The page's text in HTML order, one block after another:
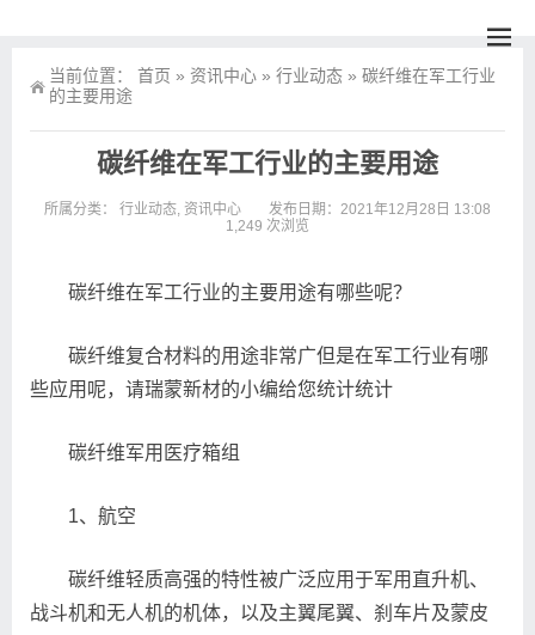
当前位置： 首页 » 资讯中心 » 行业动态 » 碳纤维在军工行业
的主要用途
碳纤维在军工行业的主要用途
所属分类： 行业动态, 资讯中心
发布日期：2021年12月28日 13:08
1,249 次浏览
碳纤维在军工行业的主要用途有哪些呢？
碳纤维复合材料的用途非常广但是在军工行业有哪
些应用呢，请瑞蒙新材的小编给您统计统计
碳纤维军用医疗箱组
1、航空
碳纤维轻质高强的特性被广泛应用于军用直升机、
战斗机和无人机的机体，以及主翼尾翼、刹车片及蒙皮